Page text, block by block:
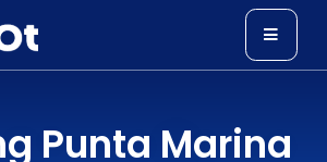
Punta Marina